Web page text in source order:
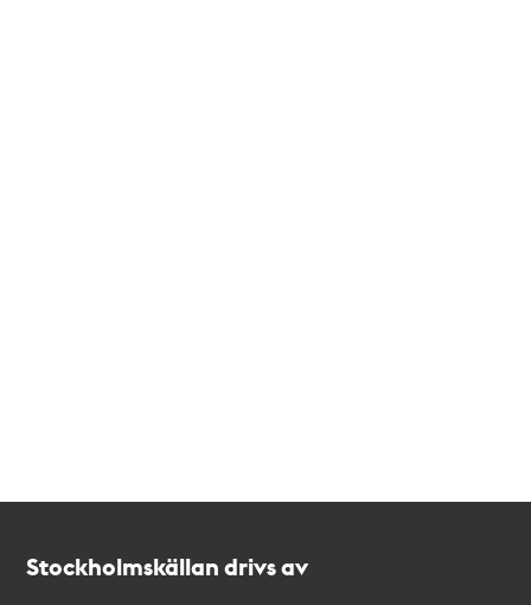
Stockholmskällan drivs av